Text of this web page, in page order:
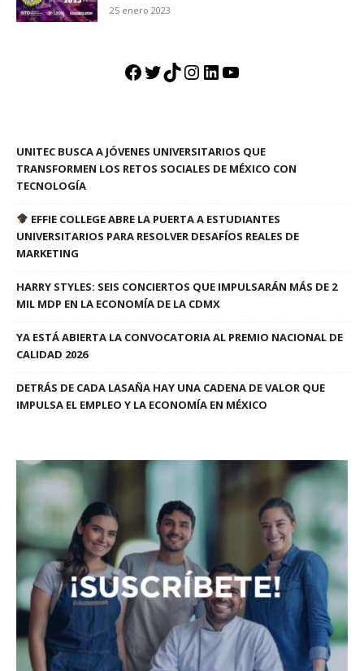
25 enero 2023
Facebook
Twitter
TikTok
Instagram
LinkedIn
YouTube
UNITEC BUSCA A JÓVENES UNIVERSITARIOS QUE
TRANSFORMEN LOS RETOS SOCIALES DE MÉXICO CON
TECNOLOGÍA
EFFIE COLLEGE ABRE LA PUERTA A ESTUDIANTES
UNIVERSITARIOS PARA RESOLVER DESAFÍOS REALES DE
MARKETING
HARRY STYLES: SEIS CONCIERTOS QUE IMPULSARÁN MÁS DE 2
MIL MDP EN LA ECONOMÍA DE LA CDMX
YA ESTÁ ABIERTA LA CONVOCATORIA AL PREMIO NACIONAL DE
CALIDAD 2026
DETRÁS DE CADA LASAÑA HAY UNA CADENA DE VALOR QUE
IMPULSA EL EMPLEO Y LA ECONOMÍA EN MÉXICO